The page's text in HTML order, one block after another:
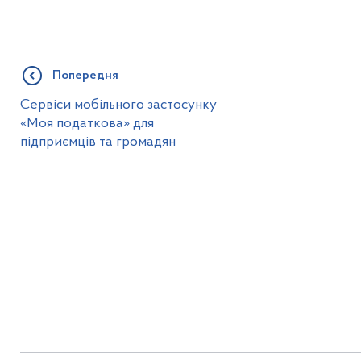
Попередня
Сервіси мобільного застосунку
«Моя податкова» для
підприємців та громадян